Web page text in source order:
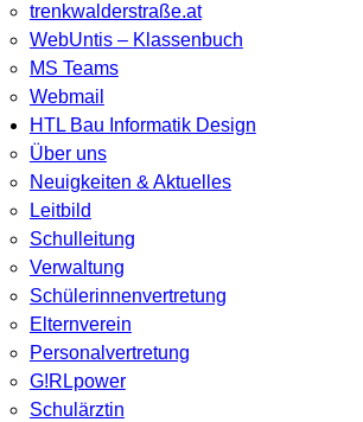
trenkwalderstraße.at
WebUntis – Klassenbuch
MS Teams
Webmail
HTL Bau Informatik Design
Über uns
Neuigkeiten & Aktuelles
Leitbild
Schulleitung
Verwaltung
Schülerinnenvertretung
Elternverein
Personalvertretung
G!RLpower
Schulärztin